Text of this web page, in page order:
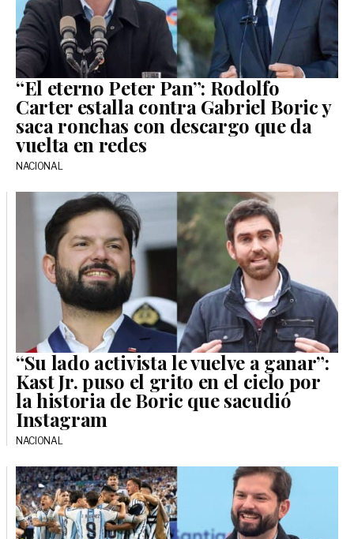
“El eterno Peter Pan”: Rodolfo
Carter estalla contra Gabriel Boric y
saca ronchas con descargo que da
vuelta en redes
NACIONAL
“Su lado activista le vuelve a ganar”:
Kast Jr. puso el grito en el cielo por
la historia de Boric que sacudió
Instagram
NACIONAL